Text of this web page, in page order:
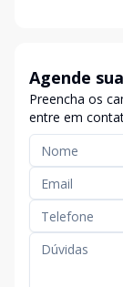
Agende
Preencha os
entre em